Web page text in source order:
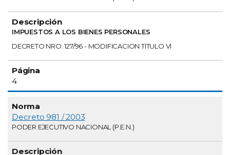
IMPUESTOS A LOS BIENES PERSONALES
DECRETO NRO. 127/96 - MODIFICACION TITULO VI
4
Decreto 981 / 2003
PODER EJECUTIVO NACIONAL (P.E.N.)